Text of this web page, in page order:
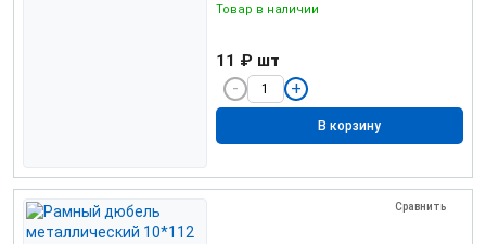
Товар в наличии
11 ₽ шт
В корзину
Сравнить